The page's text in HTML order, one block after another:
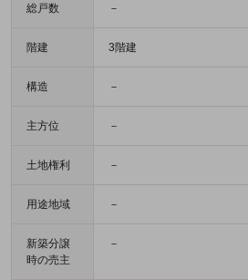
総戸数 －
階建 3階建
構造 －
主方位 －
土地権利 －
用途地域 －
新築分譲
時の売主
－